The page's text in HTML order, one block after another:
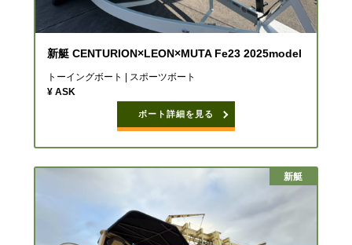
新艇 CENTURION×LEON×MUTA Fe23 2025model
トーイングボート | スポーツボート
¥ ASK
ボート詳細を見る
新艇